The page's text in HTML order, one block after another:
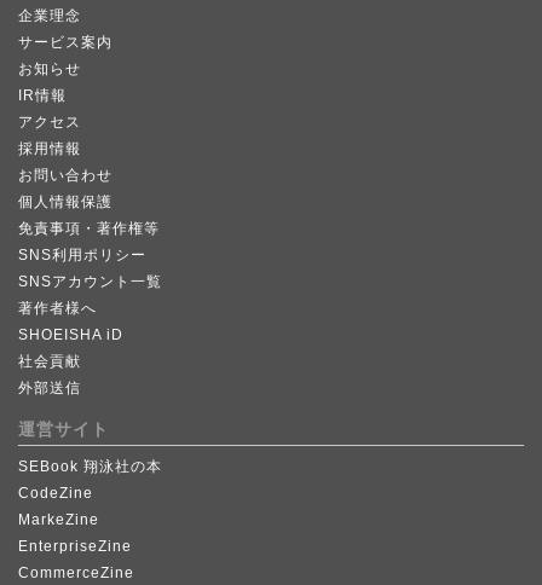
企業理念
サービス案内
お知らせ
IR情報
アクセス
採用情報
お問い合わせ
個人情報保護
免責事項・著作権等
SNS利用ポリシー
SNSアカウント一覧
著作者様へ
SHOEISHA iD
社会貢献
外部送信
運営サイト
SEBook 翔泳社の本
CodeZine
MarkeZine
EnterpriseZine
CommerceZine